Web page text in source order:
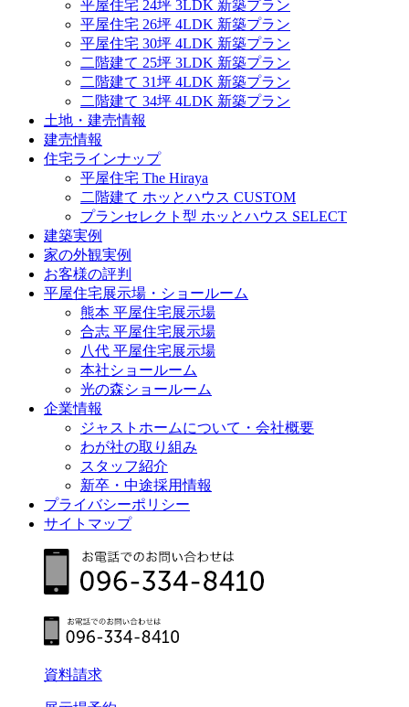
平屋住宅 24坪 3LDK 新築プラン
平屋住宅 26坪 4LDK 新築プラン
平屋住宅 30坪 4LDK 新築プラン
二階建て 25坪 3LDK 新築プラン
二階建て 31坪 4LDK 新築プラン
二階建て 34坪 4LDK 新築プラン
土地・建売情報
建売情報
住宅ラインナップ
平屋住宅 The Hiraya
二階建て ホッとハウス CUSTOM
プランセレクト型 ホッとハウス SELECT
建築実例
家の外観実例
お客様の評判
平屋住宅展示場・ショールーム
熊本 平屋住宅展示場
合志 平屋住宅展示場
八代 平屋住宅展示場
本社ショールーム
光の森ショールーム
企業情報
ジャストホームについて・会社概要
わが社の取り組み
スタッフ紹介
新卒・中途採用情報
プライバシーポリシー
サイトマップ
資料請求